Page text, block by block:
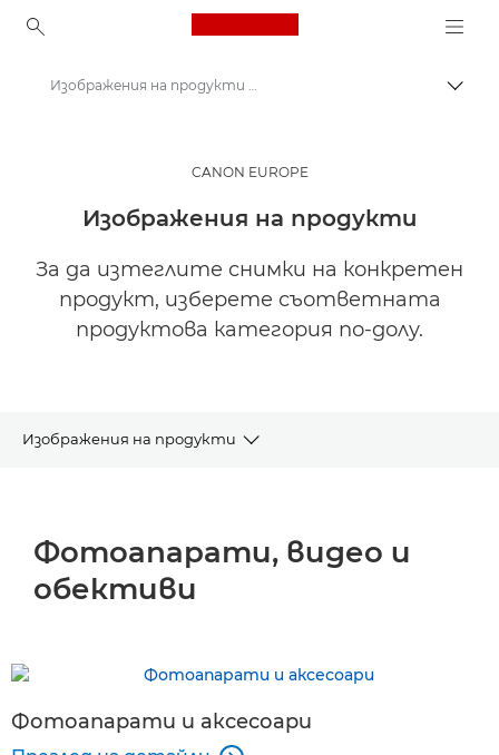
Canon Logo, back to
Изображения на продукти – Пресцентър на Canon
CANON EUROPE
Изображения на продукти
За да изтеглите снимки на конкретен
продукт, изберете съответната
продуктова категория по-долу.
Изображения на продукти
ПРЕГЛЕД
Ресурси
Контакти на PR отдели
Фотоапарати, видео и
обективи
Фотоапарати и аксесоари